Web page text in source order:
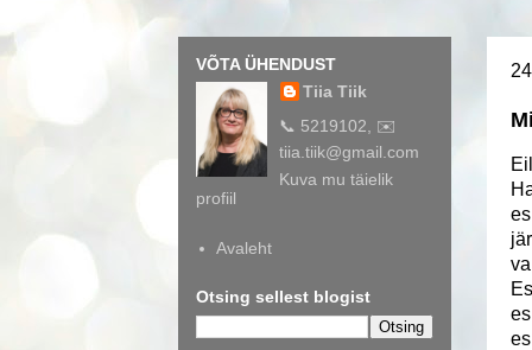
VÕTA ÜHENDUST
Tiia Tiik
📞 5219102, ✉️
tiia.tiik@gmail.com
Kuva mu täielik
profiil
Avaleht
Otsing sellest blogist